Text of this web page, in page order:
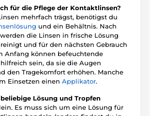
für die Pflege der Kontaktlinsen?
mehrfach trägst, benötigst du
und ein Behältnis. Nach
die Linsen in frische Lösung
und für den nächsten Gebrauch
Anfang können befeuchtende
hilfreich sein, da sie die Augen
den Tragekomfort erhöhen. Manche
Einsetzen einen Applikator.
Lösung und Tropfen
Es muss sich um eine Lösung für